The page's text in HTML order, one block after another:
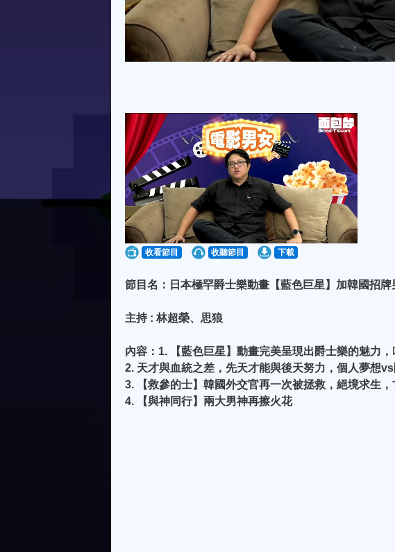
收看節目 收聽節目 下載
節目名：日本極罕爵士樂動畫【藍色巨星】加韓國招
主持 : 林超榮、思狼
內容：1. 【藍色巨星】動畫完美呈現出爵士樂的魅力
2. 天才與血統之差，先天才能與後天努力，個人夢想
3. 【救參的士】韓國外交官再一次被拯救，絕境求生，
4. 【與神同行】兩大男神再擦火花